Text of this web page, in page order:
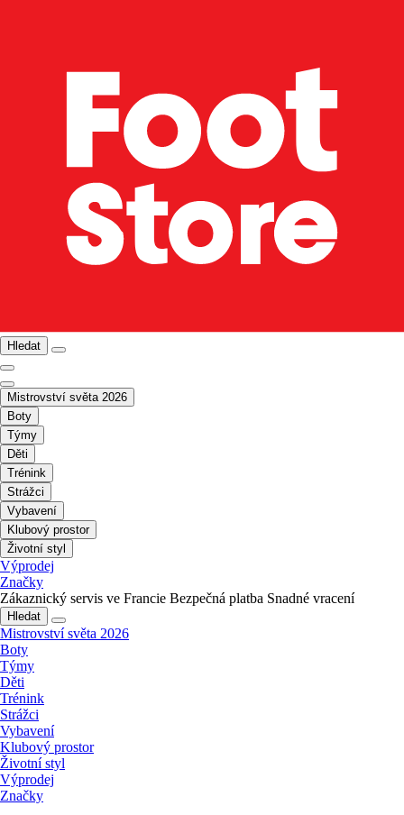
Hledat
Mistrovství světa 2026
Boty
Týmy
Děti
Trénink
Strážci
Vybavení
Klubový prostor
Životní styl
Výprodej
Značky
Zákaznický servis ve Francie Bezpečná platba Snadné vracení
Hledat
Mistrovství světa 2026
Boty
Týmy
Děti
Trénink
Strážci
Vybavení
Klubový prostor
Životní styl
Výprodej
Značky